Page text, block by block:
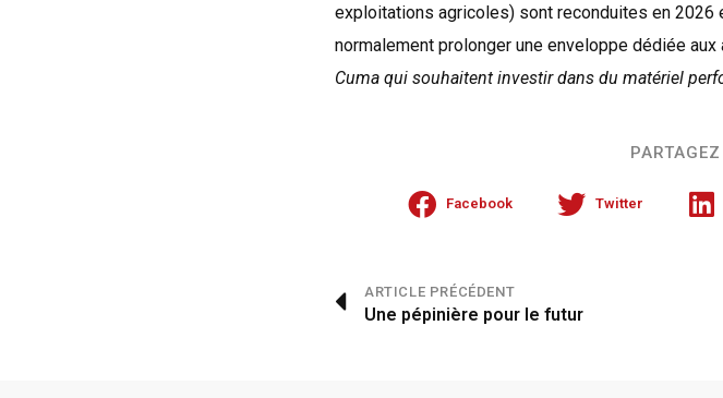
exploitations agricoles) sont reconduites en 2026
normalement prolonger une enveloppe dédiée
Cuma qui souhaitent investir dans du matériel
Facebook Twitter
ARTICLE PRÉCÉDENT
Une pépinière pour le futur